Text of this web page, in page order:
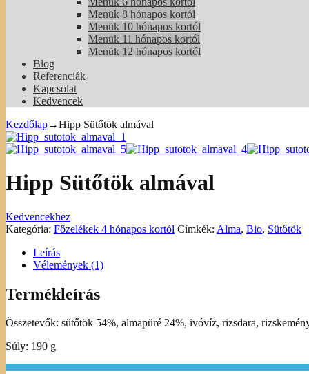
Menük 8 hónapos kortól
Menük 10 hónapos kortól
Menük 11 hónapos kortól
Menük 12 hónapos kortól
Blog
Referenciák
Kapcsolat
Kedvencek
Kezdőlap→Hipp Sütőtök almával
Hipp Sütőtök almával
Kedvencekhez
Kategória: Főzelékek 4 hónapos kortól Címkék: Alma, Bio, Sütőtök
Leírás
Vélemények (1)
Termékleírás
Összetevők: sütőtök 54%, almapüré 24%, ivóvíz, rizsdara,
Súly: 190 g